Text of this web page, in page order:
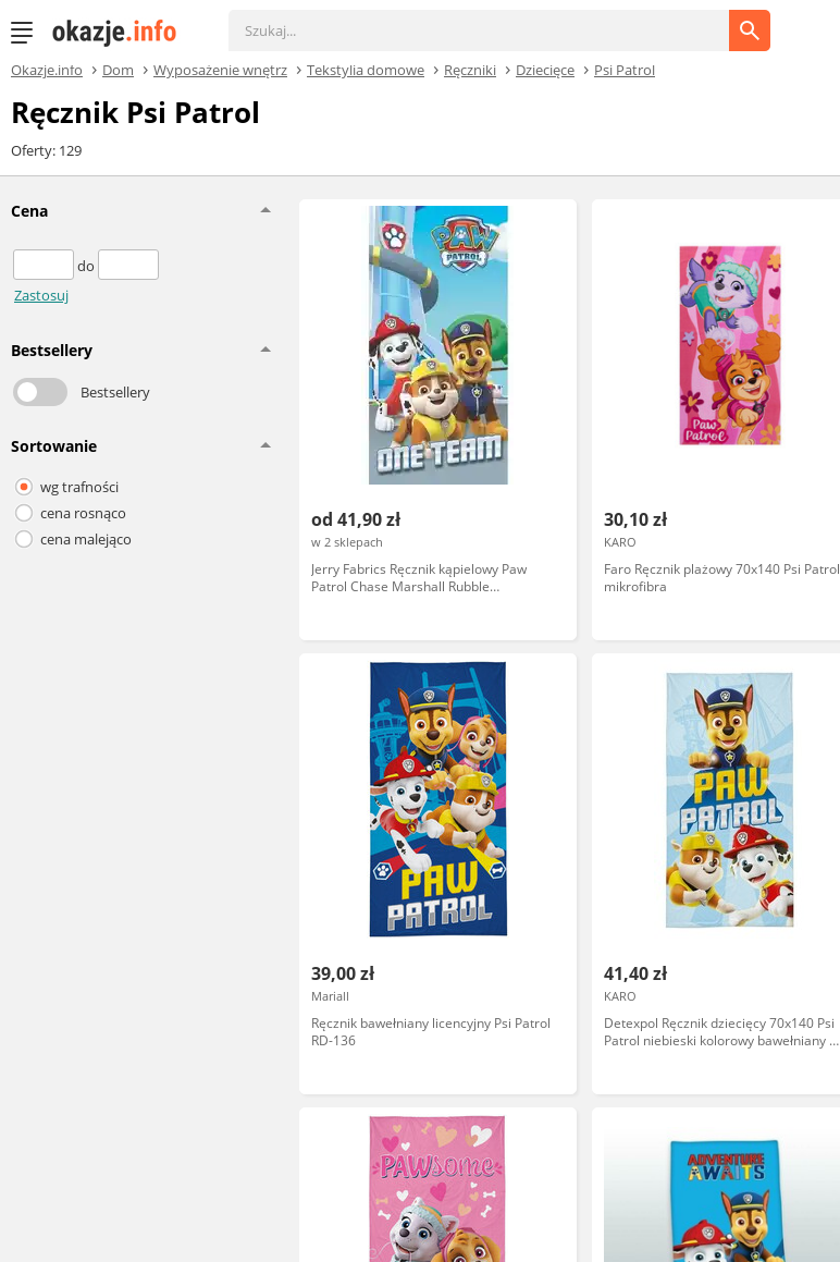
Okazje.info Dom Wyposażenie wnętrz Tekstylia domowe Ręczniki Dziecięce Psi Patrol
Ręcznik Psi Patrol
Oferty: 129
Cena
do
Zastosuj
Bestsellery
Bestsellery
Sortowanie
wg trafności
cena rosnąco
cena malejąco
od 41,90 zł
w 2 sklepach
Jerry Fabrics Ręcznik kąpielowy Paw
Patrol Chase Marshall Rubble
30,10 zł
KARO
Faro Ręcznik plażowy 70x140 Psi Patrol
mikrofibra
39,00 zł
Mariall
Ręcznik bawełniany licencyjny Psi Patrol
RD-136
41,40 zł
KARO
Detexpol Ręcznik dziecięcy 70x140 Psi
Patrol niebieski kolorowy bawełniany PP